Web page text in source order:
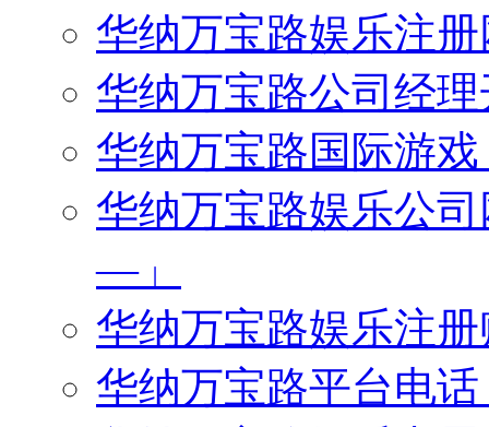
华纳万宝路娱乐注
华纳万宝路公司经
华纳万宝路国际游
华纳万宝路娱乐公
—」
华纳万宝路娱乐注
华纳万宝路平台电